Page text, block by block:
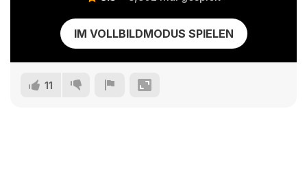
IM VOLLBILDMODUS SPIELEN
11